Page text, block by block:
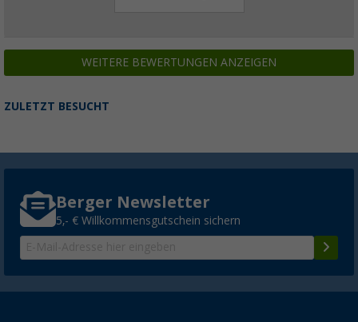
WEITERE BEWERTUNGEN ANZEIGEN
ZULETZT BESUCHT
Berger Newsletter
5,- € Willkommensgutschein sichern